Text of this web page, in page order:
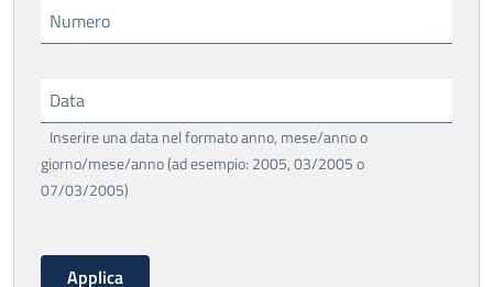
Numero
Data
Inserire una data nel formato anno, mese/anno o
giorno/mese/anno (ad esempio: 2005, 03/2005 o
07/03/2005)